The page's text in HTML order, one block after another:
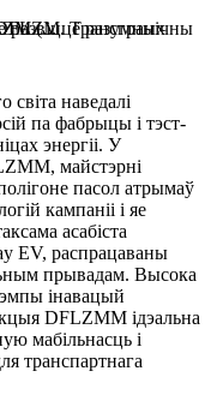
світа наведалі
па фабрыцы і тэст-
энергіі. У
майстэрні
пасол атрымаў
кампаніі і яе
асабіста
EV, распрацаваны
прывадам. Высока
інавацый
DFLZMM ідэальна
мабільнасць і
транспартнага